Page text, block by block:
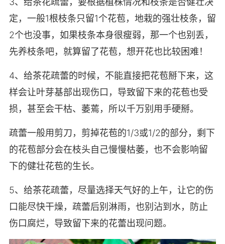
定，一般1根枝条只留1个花苞，地栽的强壮枝条，留
2个也没事，如果枝条本身很瘦弱，那一个也别丢，
先养枝条吧，就算留了花苞，想开花也比较困难！
4、给茶花疏蕾的时候，不能直接把花苞掰下来，这
样会让叶芽基部出现伤口，导致留下来的花苞也受
损，甚至会干枯、萎蔫，所以千万别用手硬掰。
疏蕾一般用剪刀，剪掉花苞的1/3或1/2的部分，剩下
的花苞部分会在枝头自己慢慢枯萎，也不会影响留
下的健壮花苞的生长。
5、给茶花疏蕾，尽量选择天气好的上午，让它的伤
口能尽快干燥，疏蕾后别淋雨，也别沾到水，防止
伤口腐烂，导致留下来的花蕾出现问题。